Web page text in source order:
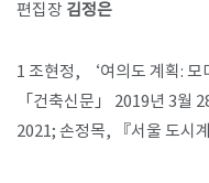
편집장 김정은
1 조현정, ‘여의도 계획:
「건축신문」 2019년 3월
2021; 손정목, 『서울 도시